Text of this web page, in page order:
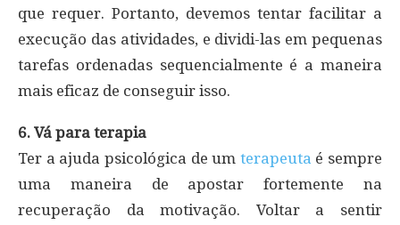
que requer. Portanto, devemos tentar facilitar a
execução das atividades, e dividi-las em pequenas
tarefas ordenadas sequencialmente é a maneira
mais eficaz de conseguir isso.
6. Vá para terapia
Ter a ajuda psicológica de um terapeuta é sempre
uma maneira de apostar fortemente na
recuperação da motivação. Voltar a sentir